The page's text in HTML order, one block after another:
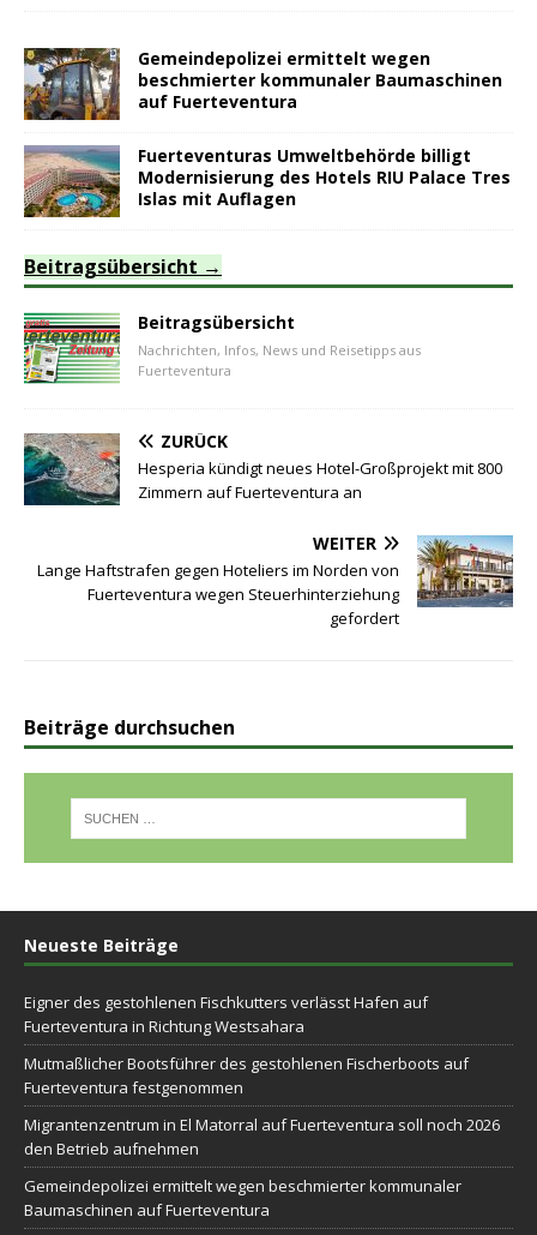
Gemeindepolizei ermittelt wegen
beschmierter kommunaler Baumaschinen
auf Fuerteventura
Fuerteventuras Umweltbehörde billigt
Modernisierung des Hotels RIU Palace Tres
Islas mit Auflagen
Beitragsübersicht
Beitragsübersicht
Nachrichten, Infos, News und Reisetipps aus
Fuerteventura
ZURÜCK
Hesperia kündigt neues Hotel-Großprojekt mit 800
Zimmern auf Fuerteventura an
WEITER
Lange Haftstrafen gegen Hoteliers im Norden von
Fuerteventura wegen Steuerhinterziehung
gefordert
Beiträge durchsuchen
Neueste Beiträge
Eigner des gestohlenen Fischkutters verlässt Hafen auf
Fuerteventura in Richtung Westsahara
Mutmaßlicher Bootsführer des gestohlenen Fischerboots auf
Fuerteventura festgenommen
Migrantenzentrum in El Matorral auf Fuerteventura soll noch 2026
den Betrieb aufnehmen
Gemeindepolizei ermittelt wegen beschmierter kommunaler
Baumaschinen auf Fuerteventura